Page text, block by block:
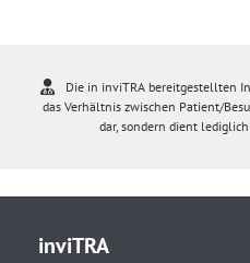
Die in inviTRA bereitgestellten
das Verhältnis zwischen Patient/
dar, sondern dient
inviTRA